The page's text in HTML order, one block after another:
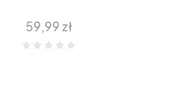
Cena
59,99 zł